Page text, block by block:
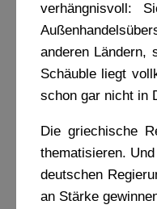
verhängnisvoll:
anderen Ländern,
Schäuble liegt
schon gar nicht in
Die griechische
thematisieren.
deutschen
an Stärke